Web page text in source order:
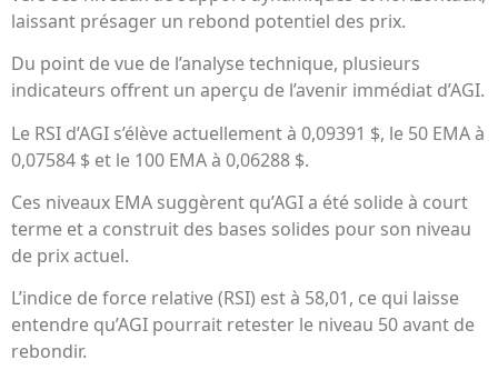
laissant présager un rebond potentiel des prix.
Du point de vue de l’analyse technique, plusieurs
indicateurs offrent un aperçu de l’avenir immédiat d’AGI.
Le RSI d’AGI s’élève actuellement à 0,09391 $, le 50 EMA à
0,07584 $ et le 100 EMA à 0,06288 $.
Ces niveaux EMA suggèrent qu’AGI a été solide à court
terme et a construit des bases solides pour son niveau
de prix actuel.
L’indice de force relative (RSI) est à 58,01, ce qui laisse
entendre qu’AGI pourrait retester le niveau 50 avant de
rebondir.